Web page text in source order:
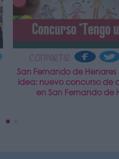
COMPARTIR:
San Fernando de
idea: nuevo concurso de
en San Fernando de